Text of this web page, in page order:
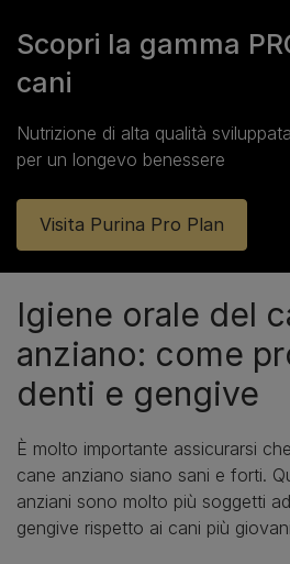
Scopri la gamma
cani
Nutrizione di alta qualità
per un longevo benessere
Visita Purina Pro Plan
Igiene orale del
anziano: come
denti e gengive
È molto importante assicurarsi
cane anziano siano sani e forti.
anziani sono molto più soggetti
gengive rispetto ai cani più